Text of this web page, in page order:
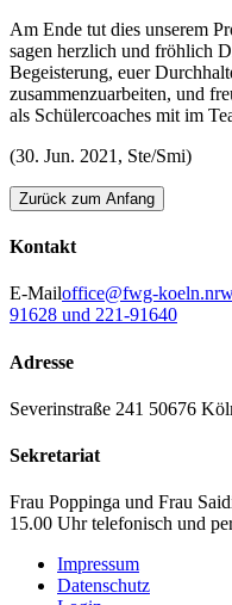
Am Ende tut dies unserem
sagen herzlich und fröhlich
Begeisterung, euer
zusammenzuarbeiten, und
als Schülercoaches mit im
(30. Jun. 2021, Ste/Smi)
Zurück zum Anfang
Kontakt
E-Mailoffice@fwg-
91628 und 221-91640
Adresse
Severinstraße 241 50676
Sekretariat
Frau Poppinga und Frau
15.00 Uhr telefonisch und
Impressum
Datenschutz